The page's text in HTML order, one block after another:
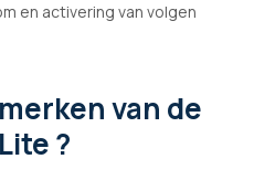
en activering van volgen
van de
?